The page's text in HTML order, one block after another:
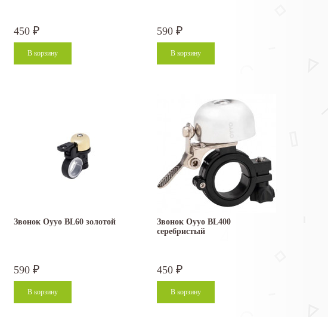
450 ₽ 590 ₽
Звонок Oyyo BL60 золотой
590 ₽
Звонок Oyyo BL400
серебристый
450 ₽